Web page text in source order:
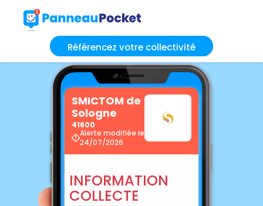
Référencez votre collectivité
SMICTOM de
Sologne
41600
Alerte modifiée le
24/07/2026
INFORMATION
COLLECTE